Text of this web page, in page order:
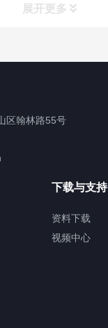
展开更多
循环器
统
区翰林路55号
下载与支持
资料下载
视频中心